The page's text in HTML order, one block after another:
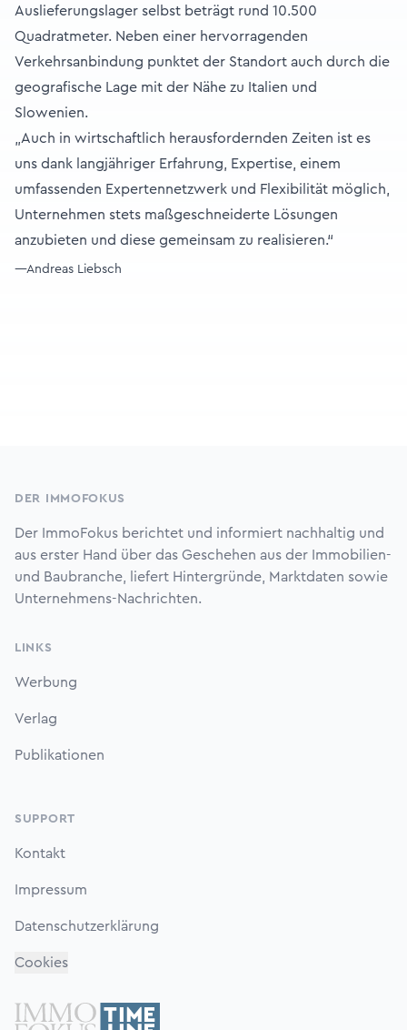
Auslieferungslager selbst beträgt rund 10.500
Quadratmeter. Neben einer hervorragenden
Verkehrsanbindung punktet der Standort auch durch die
geografische Lage mit der Nähe zu Italien und
Slowenien.
„Auch in wirtschaftlich herausfordernden Zeiten ist es
uns dank langjähriger Erfahrung, Expertise, einem
umfassenden Expertennetzwerk und Flexibilität möglich,
Unternehmen stets maßgeschneiderte Lösungen
anzubieten und diese gemeinsam zu realisieren.“
—Andreas Liebsch
DER IMMOFOKUS
Der ImmoFokus berichtet und informiert nachhaltig und
aus erster Hand über das Geschehen aus der Immobilien-
und Baubranche, liefert Hintergründe, Marktdaten sowie
Unternehmens-Nachrichten.
LINKS
Werbung
Verlag
Publikationen
SUPPORT
Kontakt
Impressum
Datenschutzerklärung
Cookies